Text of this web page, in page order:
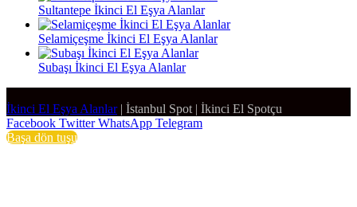
Sultantepe İkinci El Eşya Alanlar
Selamiçeşme İkinci El Eşya Alanlar
Subaşı İkinci El Eşya Alanlar
İkinci El Eşya Alanlar İstanbul Spot İkinci El Spotçu
Facebook Twitter WhatsApp Telegram
Başa dön tuşu